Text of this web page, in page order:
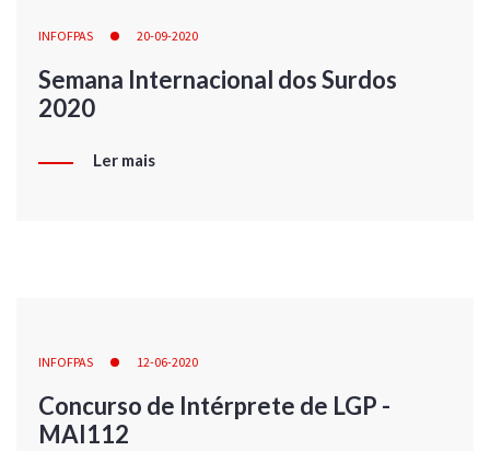
INFOFPAS 20-09-2020
Semana Internacional dos Surdos
2020
Ler mais
INFOFPAS 12-06-2020
Concurso de Intérprete de LGP -
MAI112